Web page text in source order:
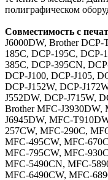
полиграфическом
Совместимость с
J6000DW, Brother
185C, DCP-195C, DCP-
385C, DCP-395CN,
DCP-J100, DCP-J105,
DCP-J152W, DCP-
J552DW, DCP-J715W,
Brother MFC-J3930DW,
J6945DW, MFC-
257CW, MFC-290C,
MFC-495CW, MFC-
MFC-795CW, MFC-
MFC-5490CN, MFC-
MFC-6490CW, MFC-